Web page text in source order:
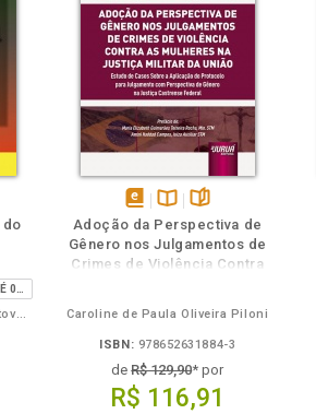
do
Organizadores: Emilio Sabatovski e Iara P. Fontoura
disponível
em
eBook
Disponível
na
B.V.
páginas
Adoção da Perspectiva de
Gênero nos Julgamentos de
Crimes de Violência Contra
Caroline de Paula Oliveira Piloni
ISBN: 978652631884-3
deR$ 129,90* por
R$ 116,91